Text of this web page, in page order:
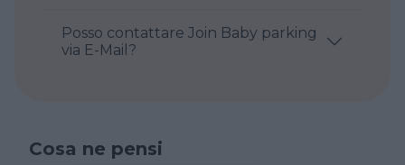
Posso contattare Join Baby parking
via E-Mail?
Cosa ne pensi